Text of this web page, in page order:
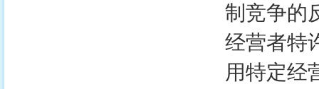
制竞争的
经营者特
用特定经